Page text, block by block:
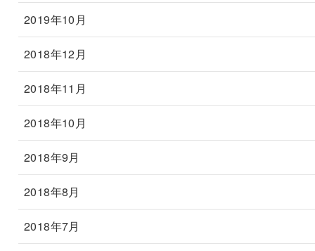
2019年10月
2018年12月
2018年11月
2018年10月
2018年9月
2018年8月
2018年7月